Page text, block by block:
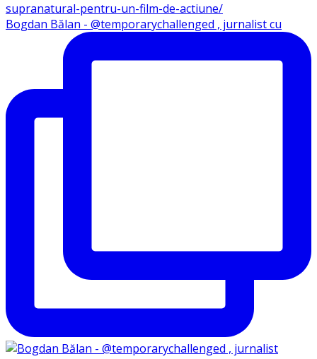
Bogdan Bălan - @temporarychallenged , jurnalist cu